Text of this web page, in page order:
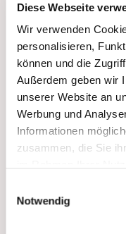
Diese Webseite
Wir verwenden
personalisieren,
können und die
Außerdem geben wir
unserer Website an
Werbung und
Informationen
zusammen, die Sie
unsere Webseite
Notwendig
Good Clinical
2023 bis 2024
Assistenzarzt
Krankenhaus Bonn
einer Umfrage